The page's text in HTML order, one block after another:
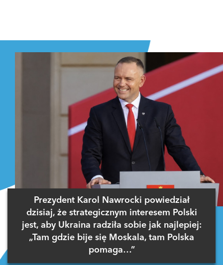
Prezydent Karol Nawrocki powiedział
dzisiaj, że strategicznym interesem Polski
jest, aby Ukraina radziła sobie jak najlepiej:
„Tam gdzie bije się Moskala, tam Polska
pomaga…”